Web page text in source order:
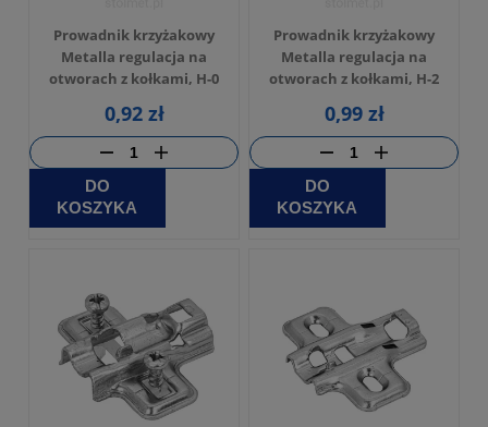
Prowadnik krzyżakowy
Metalla regulacja na
otworach z kołkami, H-0
0,92 zł
DO
KOSZYKA
Prowadnik krzyżakowy
Metalla regulacja na
otworach z kołkami, H-2
0,99 zł
DO
KOSZYKA